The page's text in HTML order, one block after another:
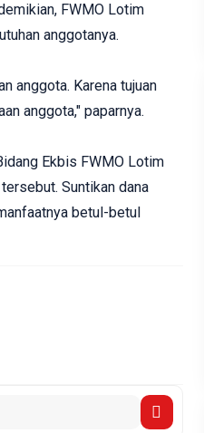
FWMO Lotim
anggotanya.
anggota. Karena tujuan
anggota," paparnya.
Ekbis FWMO Lotim
Suntikan dana
betul-betul